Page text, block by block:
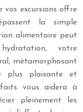
vos excursions offre
la simple
alimentaire peut
votre
métamorphosant
plus plaisante et
vous aidera à
pleinement les